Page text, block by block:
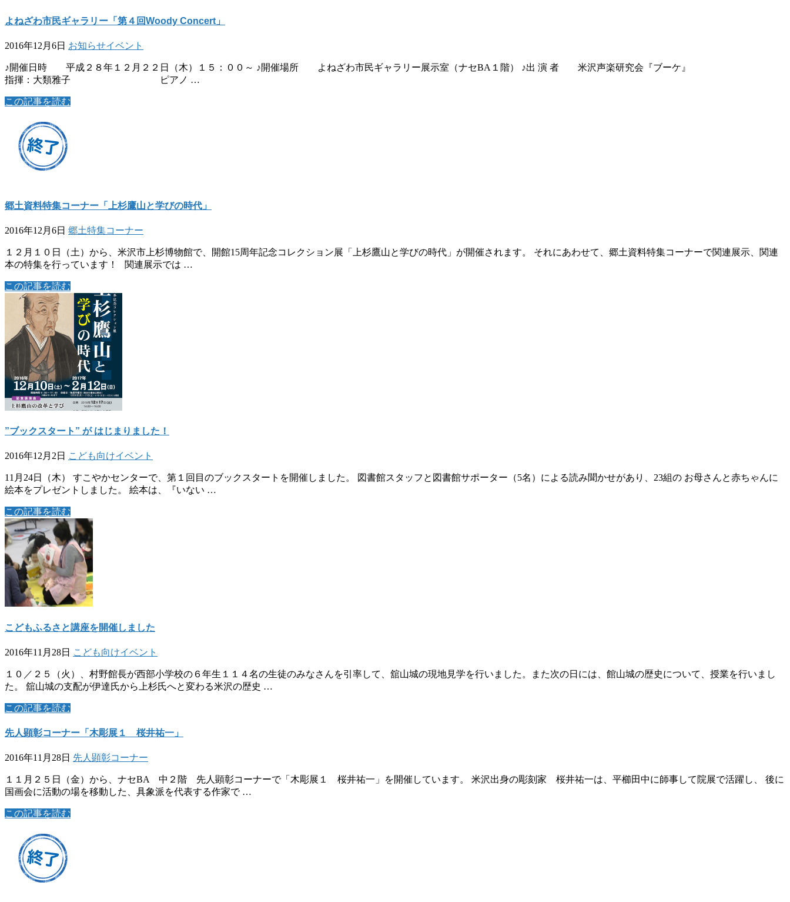
よねざわ市民ギャラリー「第４回Woody Concert」
2016年12月6日 お知らせイベント
♪開催日時 平成２８年１２月２２日（木）１５：００～ ♪開催場所 よねざわ市民ギャラリー展示室（ナセBA１階） ♪出 演 者 米沢声楽研究会『ブーケ』
指揮：大類雅子 ピアノ …
この記事を読む
郷土資料特集コーナー「上杉鷹山と学びの時代」
2016年12月6日 郷土特集コーナー
１２月１０日（土）から、米沢市上杉博物館で、開館15周年記念コレクション展「上杉鷹山と学びの時代」が開催されます。 それにあわせて、郷土資料特集コーナーで関連展示、関連
本の特集を行っています！ 関連展示では …
この記事を読む
”ブックスタート” が はじまりました！
2016年12月2日 こども向けイベント
11月24日（木） すこやかセンターで、第１回目のブックスタートを開催しました。 図書館スタッフと図書館サポーター（5名）による読み聞かせがあり、23組の お母さんと赤ちゃんに
絵本をプレゼントしました。 絵本は、『いない …
この記事を読む
こどもふるさと講座を開催しました
2016年11月28日 こども向けイベント
１０／２５（火）、村野館長が西部小学校の６年生１１４名の生徒のみなさんを引率して、舘山城の現地見学を行いました。また次の日には、館山城の歴史について、授業を行いまし
た。 舘山城の支配が伊達氏から上杉氏へと変わる米沢の歴史 …
この記事を読む
先人顕彰コーナー「木彫展１ 桜井祐一」
2016年11月28日 先人顕彰コーナー
１１月２５日（金）から、ナセBA 中２階 先人顕彰コーナーで「木彫展１ 桜井祐一」を開催しています。 米沢出身の彫刻家 桜井祐一は、平櫛田中に師事して院展で活躍し、 後に
国画会に活動の場を移動した、具象派を代表する作家で …
この記事を読む